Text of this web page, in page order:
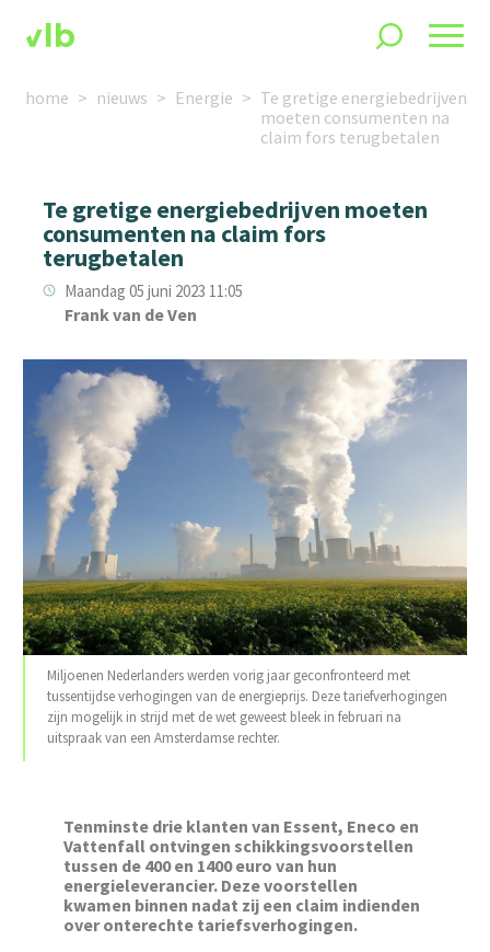
home nieuws Energie
Te gretige energiebedrijven
moeten consumenten na
claim fors terugbetalen
Te gretige energiebedrijven moeten
consumenten na claim fors
terugbetalen
Maandag 05 juni 2023 11:05
Frank van de Ven
Miljoenen Nederlanders werden vorig jaar geconfronteerd met
tussentijdse verhogingen van de energieprijs. Deze tariefverhogingen
zijn mogelijk in strijd met de wet geweest bleek in februari na
uitspraak van een Amsterdamse rechter.
Tenminste drie klanten van Essent, Eneco en
Vattenfall ontvingen schikkingsvoorstellen
tussen de 400 en 1400 euro van hun
energieleverancier. Deze voorstellen
kwamen binnen nadat zij een claim indienden
over onterechte tariefsverhogingen.